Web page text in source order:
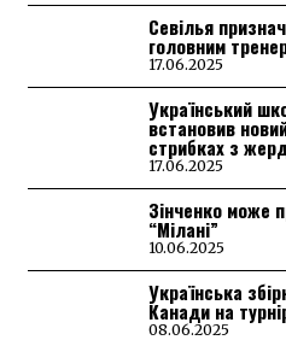
Севілья
головним
17.06.2025
Український
встановив
стрибках з
17.06.2025
Зінченко може
“Мілані”
10.06.2025
Українська
Канади на
08.06.2025